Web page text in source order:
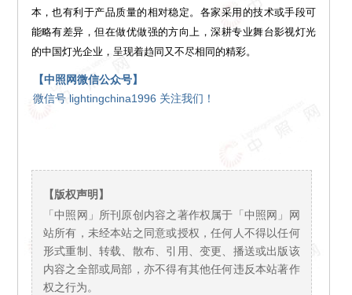
本，也有利于产品质量的相对稳定。各家采用的技术或手段可
能略有差异，但在做优做强的方向上，深耕专业舞台影视灯光
的中国灯光企业，呈现着趋同又不尽相同的精彩。
【中照网微信公众号】
微信号 lightingchina1996 关注我们！
【版权声明】
「中照网」所刊原创内容之著作权属于「中照网」网
站所有，未经本站之同意或授权，任何人不得以任何
形式重制、转载、散布、引用、变更、播送或出版该
内容之全部或局部，亦不得有其他任何违反本站著作
权之行为。